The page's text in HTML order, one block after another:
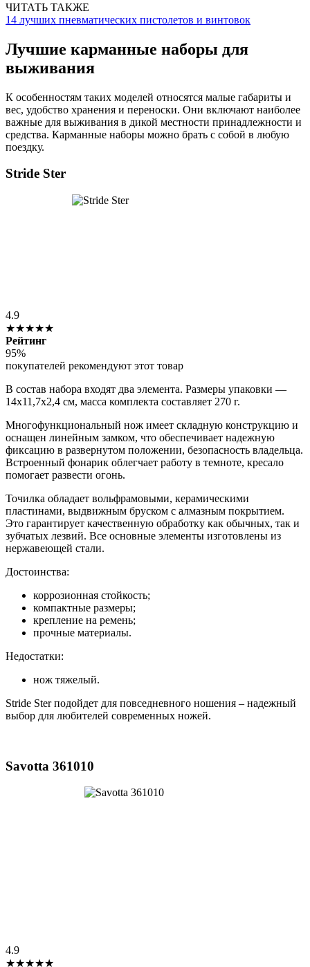
ЧИТАТЬ ТАКЖЕ
14 лучших пневматических пистолетов и винтовок
Лучшие карманные наборы для
выживания
К особенностям таких моделей относятся малые габариты и
вес, удобство хранения и переноски. Они включают наиболее
важные для выживания в дикой местности принадлежности и
средства. Карманные наборы можно брать с собой в любую
поездку.
Stride Ster
4.9
★★★★★
Рейтинг
95%
покупателей рекомендуют этот товар
В состав набора входят два элемента. Размеры упаковки —
14х11,7х2,4 см, масса комплекта составляет 270 г.
Многофункциональный нож имеет складную конструкцию и
оснащен линейным замком, что обеспечивает надежную
фиксацию в развернутом положении, безопасность владельца.
Встроенный фонарик облегчает работу в темноте, кресало
помогает развести огонь.
Точилка обладает вольфрамовыми, керамическими
пластинами, выдвижным бруском с алмазным покрытием.
Это гарантирует качественную обработку как обычных, так и
зубчатых лезвий. Все основные элементы изготовлены из
нержавеющей стали.
Достоинства:
коррозионная стойкость;
компактные размеры;
крепление на ремень;
прочные материалы.
Недостатки:
нож тяжелый.
Stride Ster подойдет для повседневного ношения – надежный
выбор для любителей современных ножей.
Savotta 361010
4.9
★★★★★